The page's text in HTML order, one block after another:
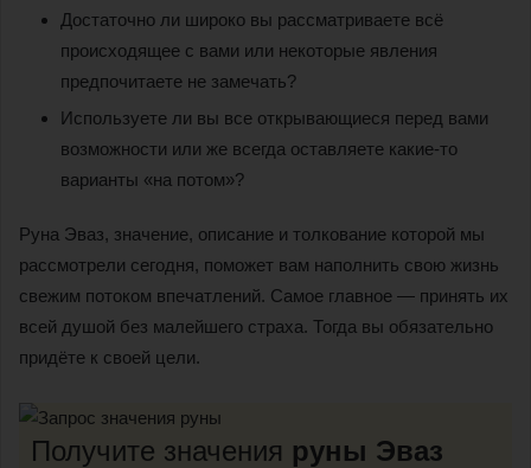
Достаточно ли широко вы рассматриваете всё
происходящее с вами или некоторые явления
предпочитаете не замечать?
Используете ли вы все открывающиеся перед вами
возможности или же всегда оставляете какие-то
варианты «на потом»?
Руна Эваз, значение, описание и толкование которой мы
рассмотрели сегодня, поможет вам наполнить свою жизнь
свежим потоком впечатлений. Самое главное — принять их
всей душой без малейшего страха. Тогда вы обязательно
придёте к своей цели.
Получите значения руны Эваз